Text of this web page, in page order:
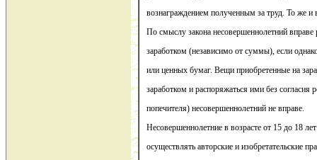
вознаграждением полученным за труд. То же и
По смыслу закона несовершеннолетний
заработком (независимо от суммы), если
или ценных бумаг. Вещи приобретенные на
заработком и распоряжаться ими без согласия
попечителя) несовершеннолетний не вправе.
Несовершеннолетние в возрасте от 15 до 18
осуществлять авторские и изобретательские